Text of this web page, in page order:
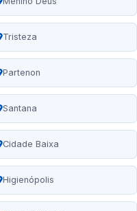
Tristeza
Partenon
Santana
Cidade Baixa
Higienópolis